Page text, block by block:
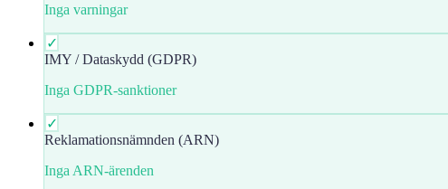
Inga varningar
✓
IMY / Dataskydd (GDPR)
Inga GDPR-sanktioner
✓
Reklamationsnämnden (ARN)
Inga ARN-ärenden